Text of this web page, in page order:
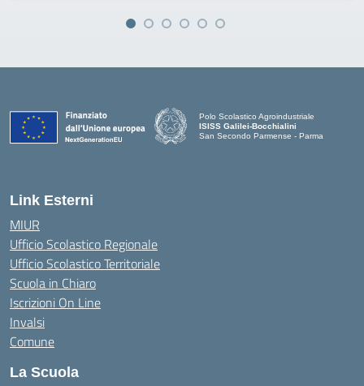
Polo Scolastico Agroindustriale
ISISS Galilei-Bocchialini
San Secondo Parmense - Parma
Link Esterni
MIUR
Ufficio Scolastico Regionale
Ufficio Scolastico Territoriale
Scuola in Chiaro
Iscrizioni On Line
Invalsi
Comune
La Scuola